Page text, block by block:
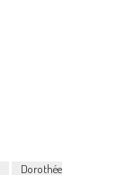
Dorothée